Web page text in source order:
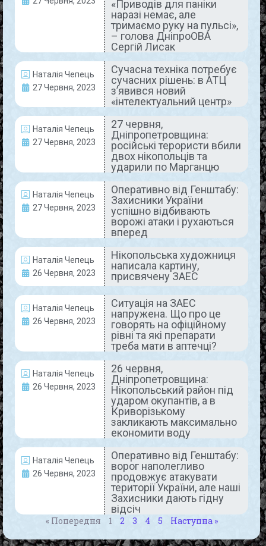
«Приводів для паніки
наразі немає, але
тримаємо руку на пульсі»,
– голова ДніпроОВА
Сергій Лисак
Наталія Чепець
27 Червня, 2023
Сучасна техніка потребує
сучасних рішень: в АТЦ
з’явився новий
«інтелектуальний центр»
Наталія Чепець
27 Червня, 2023
27 червня,
Дніпропетровщина:
російські терористи вбили
двох нікопольців та
ударили по Марганцю
Наталія Чепець
27 Червня, 2023
Оперативно від Генштабу:
Захисники України
успішно відбивають
ворожі атаки і рухаються
вперед
Наталія Чепець
26 Червня, 2023
Нікопольська художниця
написала картину,
присвячену ЗАЕС
Наталія Чепець
26 Червня, 2023
Ситуація на ЗАЕС
напружена. Що про це
говорять на офіційному
рівні та які препарати
треба мати в аптечці?
Наталія Чепець
26 Червня, 2023
26 червня,
Дніпропетровщина:
Нікопольський район під
ударом окупантів, а в
Криворізькому
закликають максимально
економити воду
Наталія Чепець
26 Червня, 2023
Оперативно від Генштабу:
ворог наполегливо
продовжує атакувати
території України, але наші
Захисники дають гідну
відсіч
« Попередня 1 2 3 4 5 Наступна »
«розпорядження» від очільника
Нікопольського району
Керівник Нікопольської районної військової
адміністрації Євген Євтушенко оприлюднив фото
«розпорядження», яке було опубліковане на
одному з телеграм-каналів. За словами
посадовця, цей документ – фейковий, не
READ MORE »
Коментарів немає
ДНІПРОПЕТРОВЩИНА СЬОГОДНІ
29 червня, Дніпропетровщина:
терор Нікопольщини та
тренувальні навчання з евакуації
населення
І знову страждає Нікопольський район. Очільник
Дніпропетровської ОВА Сергій Лисак доповів, що
пізно ввечері російська армія вдарила по
Червоногригорівській громаді Нікопольського
району. Ворог цілив з
READ MORE »
Коментарів немає